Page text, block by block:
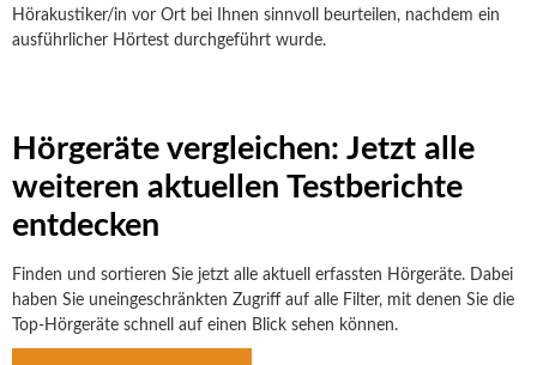
Hörakustiker/in vor Ort bei Ihnen sinnvoll beurteilen, nachdem ein
ausführlicher Hörtest durchgeführt wurde.
Hörgeräte vergleichen: Jetzt alle
weiteren aktuellen Testberichte
entdecken
Finden und sortieren Sie jetzt alle aktuell erfassten Hörgeräte. Dabei
haben Sie uneingeschränkten Zugriff auf alle Filter, mit denen Sie die
Top-Hörgeräte schnell auf einen Blick sehen können.